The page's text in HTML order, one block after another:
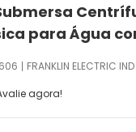
para Água
FRANKLIN ELECTRIC
agora!